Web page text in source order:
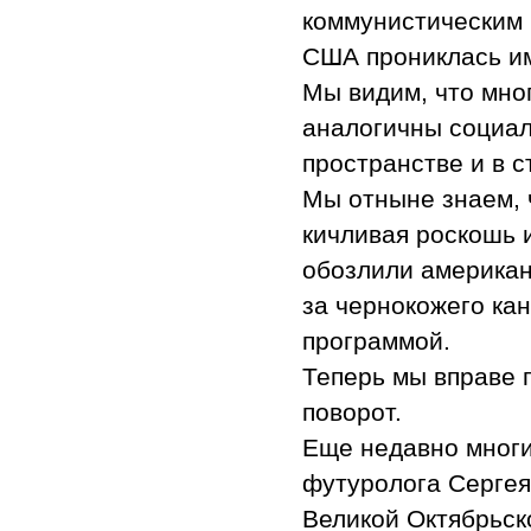
США прониклась
Мы видим, что
аналогичны
пространстве и в
Мы отныне знаем,
кичливая роскошь
обозлили
за чернокожего
программой.
Теперь мы вправе
поворот.
Еще недавно
футуролога
Великой